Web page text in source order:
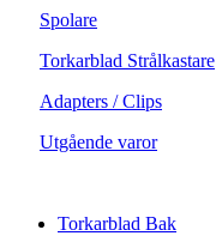
Spolare
Torkarblad Strålkastare
Adapters / Clips
Utgående varor
Torkarblad Bak